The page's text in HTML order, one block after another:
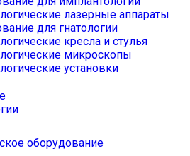
лазерные аппараты
для гнатологии
кресла и стулья
микроскопы
установки
оборудование